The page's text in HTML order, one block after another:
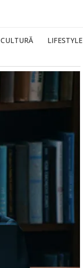
CULTURĂ LIFESTYLE